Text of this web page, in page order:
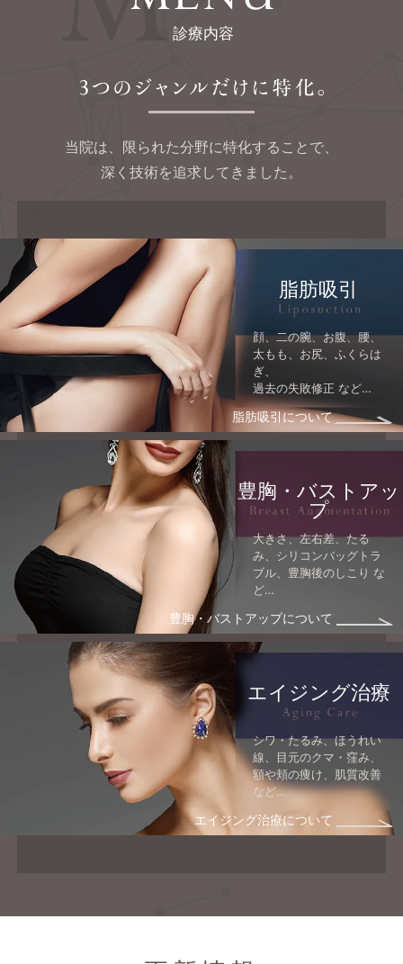
診療内容
当院は、限られた分野に特化することで、
深く技術を追求してきました。
脂肪吸引
顔、二の腕、お腹、腰、
太もも、お尻、ふくらは
ぎ、
過去の失敗修正 など…
脂肪吸引について
豊胸・バストアッ
プ
大きさ、左右差、たる
み、シリコンバッグトラ
ブル、 豊胸後のしこり な
ど…
豊胸・バストアップについて
エイジング治療
シワ・たるみ、ほうれい
線、目元のクマ・窪み、
額や頬の痩け、肌質改善
など…
エイジング治療について